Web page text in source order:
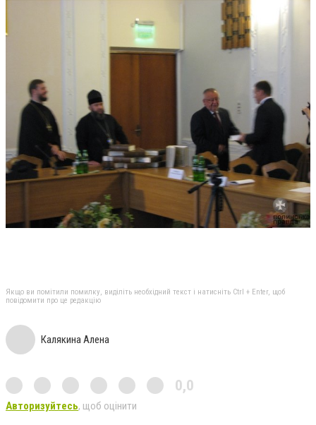
Якщо ви помітили помилку, виділіть необхідний текст і натисніть Ctrl + Enter, щоб
повідомити про це редакцію
Калякина Алена
0,0
Авторизуйтесь, щоб оцінити